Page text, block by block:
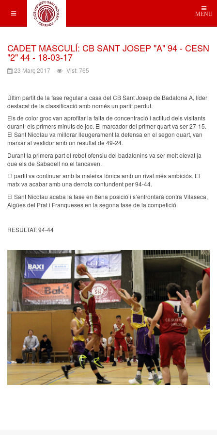
MENU
CADET MASCULÍ: CB SANT JOSEP "A" 94 - CESN
"2" 44 - 18-03-17
23 Març 2017 Vist: 765
Últim partit de la fase regular a casa del CB Sant Josep de Badalona A, líder
destacat de la classificació amb només un partit perdut.
Els de color groc van aprofitar la falta de concentració i actitud dels visitants
durant els primers minuts de joc. El marcador del primer quart va ser 27-15.
El Sant Nicolau va millorar lleugerament la defensa en el segon quart, van
marxar al vestidor amb un resultat de 49-24.
Durant la primera part el rebot ofensiu del badalonins va ser molt elevat ja
que els de Sabadell no el tancaven.
El partit va continuar amb la mateixa tònica amb un rival més ambiciós. El
matx va acabar amb una derrota contundent per 94-44.
El Sant Nicolau acaba la fase en 8ena posició i s’enfrontarà contra Vilaseca,
Aigües del Prat i Franqueses en la segona fase de la competició.
RESULTAT: 94-44